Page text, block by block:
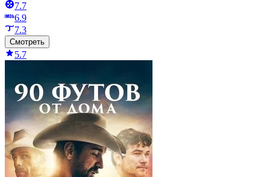
7.7
6.9
7.3
Смотреть
5.7